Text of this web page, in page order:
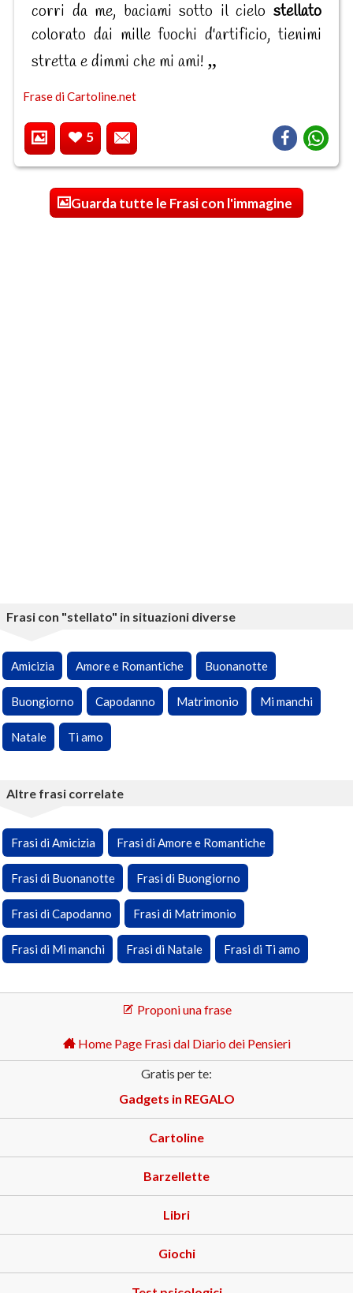
corri da me, baciami sotto il cielo stellato
colorato dai mille fuochi d'artificio, tienimi
stretta e dimmi che mi ami!
Frase di Cartoline.net
5
Guarda tutte le Frasi con l'immagine
Frasi con "stellato" in situazioni diverse
Amicizia Amore e Romantiche Buonanotte
Buongiorno Capodanno Matrimonio Mi manchi
Natale Ti amo
Altre frasi correlate
Frasi di Amicizia Frasi di Amore e Romantiche
Frasi di Buonanotte Frasi di Buongiorno
Frasi di Capodanno Frasi di Matrimonio
Frasi di Mi manchi Frasi di Natale Frasi di Ti amo
Proponi una frase
Home Page Frasi dal Diario dei Pensieri
Gratis per te:
Gadgets in REGALO
Cartoline
Barzellette
Libri
Giochi